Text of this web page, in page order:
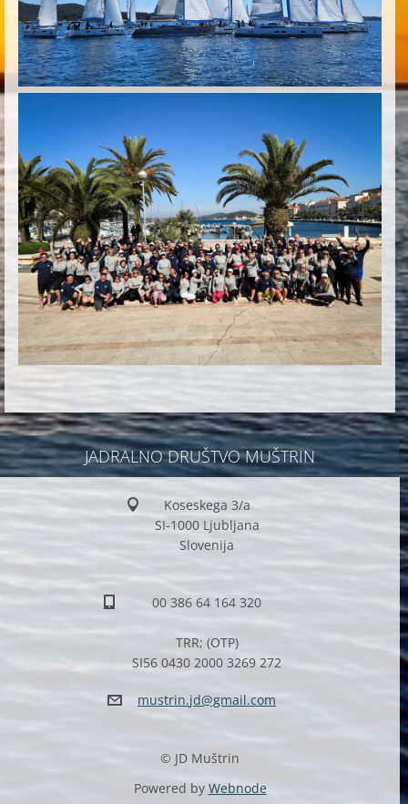
JADRALNO DRUŠTVO MUŠTRIN
Koseskega 3/a
SI-1000 Ljubljana
Slovenija
00 386 64 164 320
TRR; (OTP)
SI56 0430 2000 3269 272
mustrin.jd@gmail.com
© JD Muštrin
Powered by Webnode